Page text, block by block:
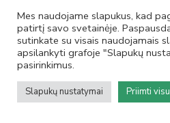
Privatumo ir slapukų naudojimo politika
Savivaldybės vidinis informacijos apie pažeidimus
Facebook
El.
© 2026Vilniaus Filaretų
Mes naudojame slapukus, kad
patirtį savo svetainėje.
sutinkate su visais naudojamais
apsilankyti grafoje "Slapukų
pasirinkimus.
Slapukų nustatymai Priimti